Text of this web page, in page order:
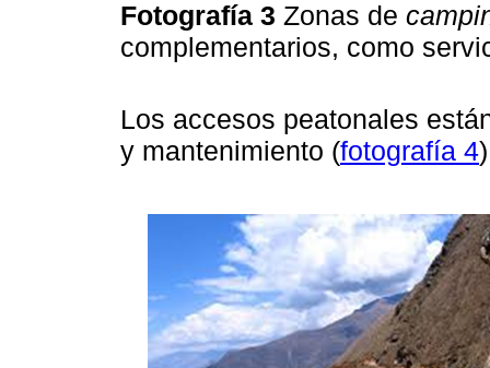
Fotografía 3 Zonas de
complementarios, como
Los accesos peatonales
y mantenimiento (fotografía 4